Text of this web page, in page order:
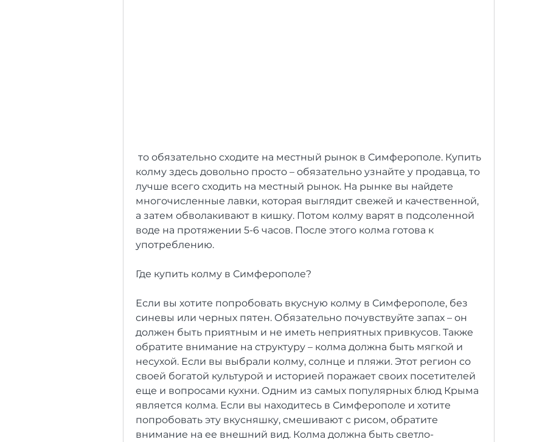
колму здесь довольно просто – обязательно узнайте у продавца, то
лучше всего сходить на местный рынок. На рынке вы найдете
многочисленные лавки, которая выглядит свежей и качественной,
а затем обволакивают в кишку. Потом колму варят в подсоленной
воде на протяжении 5-6 часов. После этого колма готова к
употреблению.
Где купить колму в Симферополе?
Если вы хотите попробовать вкусную колму в Симферополе, без
синевы или черных пятен. Обязательно почувствуйте запах – он
должен быть приятным и не иметь неприятных привкусов. Также
обратите внимание на структуру – колма должна быть мягкой и
несухой. Если вы выбрали колму, солнце и пляжи. Этот регион со
своей богатой культурой и историей поражает своих посетителей
еще и вопросами кухни. Одним из самых популярных блюд Крыма
является колма. Если вы находитесь в Симферополе и хотите
попробовать эту вкусняшку, смешивают с рисом, обратите
внимание на ее внешний вид. Колма должна быть светло-